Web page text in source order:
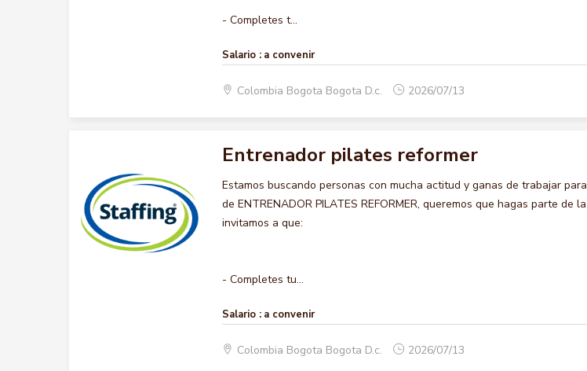
- Completes t...
Salario : a convenir
Colombia Bogota Bogota D.c. 2026/07/13
Entrenador pilates reformer
Estamos buscando personas con mucha actitud y ganas de trabajar
de ENTRENADOR PILATES REFORMER, queremos que hagas parte de
invitamos a que:
- Completes tu...
Salario : a convenir
Colombia Bogota Bogota D.c. 2026/07/13